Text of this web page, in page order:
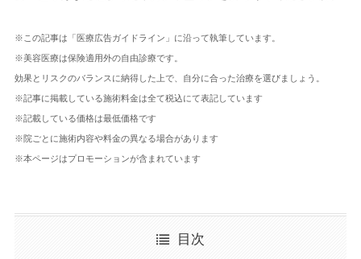
※この記事は「医療広告ガイドライン」に沿って執筆しています。
※美容医療は保険適用外の自由診療です。
効果とリスクのバランスに納得した上で、自分に合った治療を選びましょう。
※記事に掲載している施術料金は全て税込にて表記しています
※記載している価格は最低価格です
※院ごとに施術内容や料金の異なる場合があります
※本ページはプロモーションが含まれています
目次